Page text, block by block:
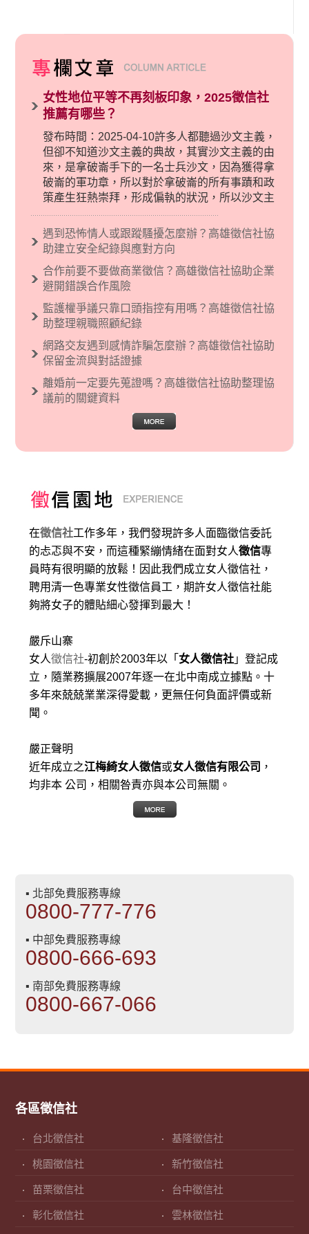
女性地位平等不再刻板印象，2025徵信社
推薦有哪些？
發布時間：2025-04-10許多人都聽過沙文主義，
但卻不知道沙文主義的典故，其實沙文主義的由
來，是拿破崙手下的一名士兵沙文，因為獲得拿
破崙的軍功章，所以對於拿破崙的所有事蹟和政
策產生狂熱崇拜，形成偏執的狀況，所以沙文主
義後來就被拿來暗指偏見和歧視，而且有沙文主
義傾向的人，通常對於自己的國家和民族有超強
烈的卓越感，因而瞧不起其他國家的人，所以沙
現了男性沙文…
遇到恐怖情人或跟蹤騷擾怎麼辦？高雄徵信社協
助建立安全紀錄與應對方向
合作前要不要做商業徵信？高雄徵信社協助企業
避開錯誤合作風險
監護權爭議只靠口頭指控有用嗎？高雄徵信社協
助整理親職照顧紀錄
網路交友遇到感情詐騙怎麼辦？高雄徵信社協助
保留金流與對話證據
離婚前一定要先蒐證嗎？高雄徵信社協助整理協
議前的關鍵資料
在徵信社工作多年，我們發現許多人面臨徵信委託
的忐忑與不安，而這種緊繃情緒在面對女人徵信專
員時有很明顯的放鬆！因此我們成立女人徵信社，
聘用清一色專業女性徵信員工，期許女人徵信社能
夠將女子的體貼細心發揮到最大 ！
嚴斥山寨
女人徵信社-初創於2003年以「 女人徵信社 」登記成
立，隨業務擴展2007年逐一在北中南成立據點。十
多年來兢兢業業深得愛載，更無任何負面評價或新
聞。
嚴正聲明
近年成立之江梅綺女人徵信或女人徵信有限公司 ，
均非本 公司，相關咎責亦與本公司無關。
▪ 北部免費服務專線
0800-777-776
▪ 中部免費服務專線
0800-666-693
▪ 南部免費服務專線
0800-667-066
各區徵信社
台北徵信社 基隆徵信社
桃園徵信社 新竹徵信社
苗栗徵信社 台中徵信社
彰化徵信社 雲林徵信社